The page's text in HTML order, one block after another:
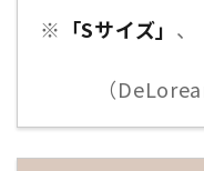
※ 「Sサイズ」 、
（